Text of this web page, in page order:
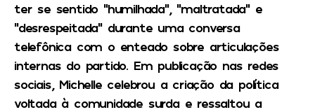
ter se sentido “humilhada”, “maltratada” e
“desrespeitada” durante uma conversa
telefônica com o enteado sobre articulações
internas do partido. Em publicação nas redes
sociais, Michelle celebrou a criação da política
voltada à comunidade surda e ressaltou a